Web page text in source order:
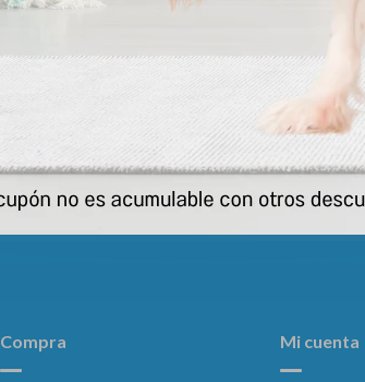
Paños De Entrenamiento Dr. Pads 90*60
$ 220
Compra Mi cuenta